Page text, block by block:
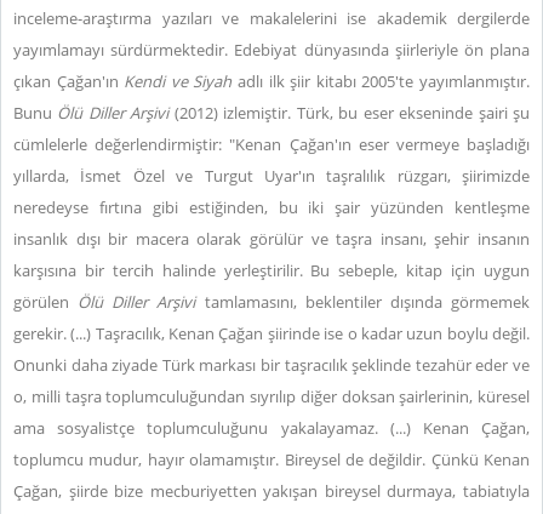
inceleme-araştırma yazıları ve makalelerini ise akademik dergilerde
yayımlamayı sürdürmektedir. Edebiyat dünyasında şiirleriyle ön plana
çıkan Çağan'ın Kendi ve Siyah adlı ilk şiir kitabı 2005'te yayımlanmıştır.
Bunu Ölü Diller Arşivi(2012) izlemiştir. Türk, bu eser ekseninde şairi şu
cümlelerle değerlendirmiştir: "Kenan Çağan'ın eser vermeye başladığı
yıllarda, İsmet Özel ve Turgut Uyar'ın taşralılık rüzgarı, şiirimizde
neredeyse fırtına gibi estiğinden, bu iki şair yüzünden kentleşme
insanlık dışı bir macera olarak görülür ve taşra insanı, şehir insanın
karşısına bir tercih halinde yerleştirilir. Bu sebeple, kitap için uygun
görülen Ölü Diller Arşivitamlamasını, beklentiler dışında görmemek
gerekir. (...) Taşracılık, Kenan Çağan şiirinde ise o kadar uzun boylu değil.
Onunki daha ziyade Türk markası bir taşracılık şeklinde tezahür eder ve
o, milli taşra toplumculuğundan sıyrılıp diğer doksan şairlerinin, küresel
ama sosyalistçe toplumculuğunu yakalayamaz. (...) Kenan Çağan,
toplumcu mudur, hayır olamamıştır. Bireysel de değildir. Çünkü Kenan
Çağan, şiirde bize mecburiyetten yakışan bireysel durmaya, tabiatıyla